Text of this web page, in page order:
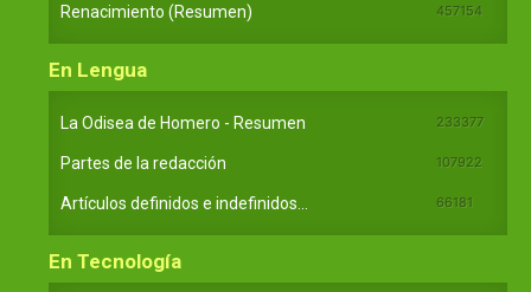
Renacimiento (Resumen) 457154
En Lengua
La Odisea de Homero - Resumen 233377
Partes de la redacción 107922
Artículos definidos e indefinidos... 66181
En Tecnología